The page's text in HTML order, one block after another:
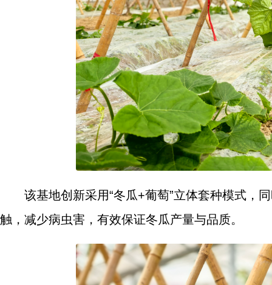
该基地创新采用“冬瓜+葡萄”立体套种模式，
触，减少病虫害，有效保证冬瓜产量与品质。